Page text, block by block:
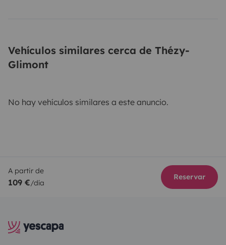
Vehículos similares cerca de Thézy-
Glimont
No hay vehículos similares a este anuncio.
A partir de
109 €/día
Reservar